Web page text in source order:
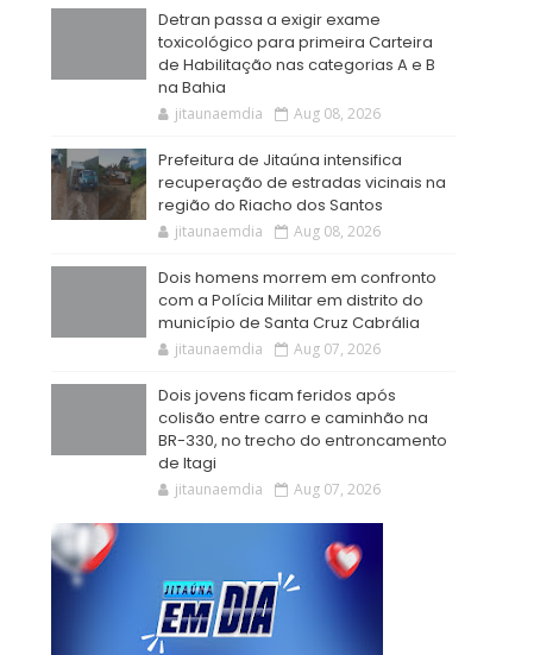
Detran passa a exigir exame
toxicológico para primeira Carteira
de Habilitação nas categorias A e B
na Bahia
jitaunaemdia Aug 08, 2026
Prefeitura de Jitaúna intensifica
recuperação de estradas vicinais na
região do Riacho dos Santos
jitaunaemdia Aug 08, 2026
Dois homens morrem em confronto
com a Polícia Militar em distrito do
município de Santa Cruz Cabrália
jitaunaemdia Aug 07, 2026
Dois jovens ficam feridos após
colisão entre carro e caminhão na
BR-330, no trecho do entroncamento
de Itagi
jitaunaemdia Aug 07, 2026